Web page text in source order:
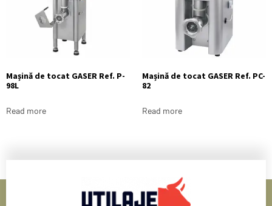
Mașină de tocat GASER Ref. P-
98L
Read more
Mașină de tocat GASER Ref. PC-
82
Read more